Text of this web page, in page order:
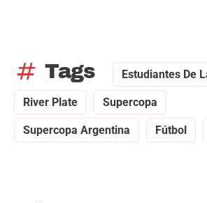
tag Tags Estudiantes De
River Plate Supercopa
Supercopa Argentina Fútbol